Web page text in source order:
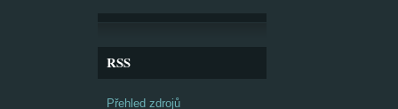
RSS
Přehled zdrojů